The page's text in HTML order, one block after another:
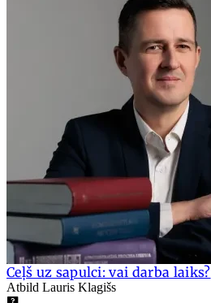
Ceļš uz sapulci: vai darba laiks?
Atbild Lauris Klagišs